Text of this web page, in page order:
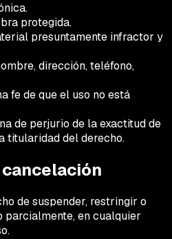
protegida.
presuntamente infractor y
dirección, teléfono,
fe de que el uso no está
de perjurio de la exactitud de
titularidad del derecho.
de suspender, restringir o
en cualquier